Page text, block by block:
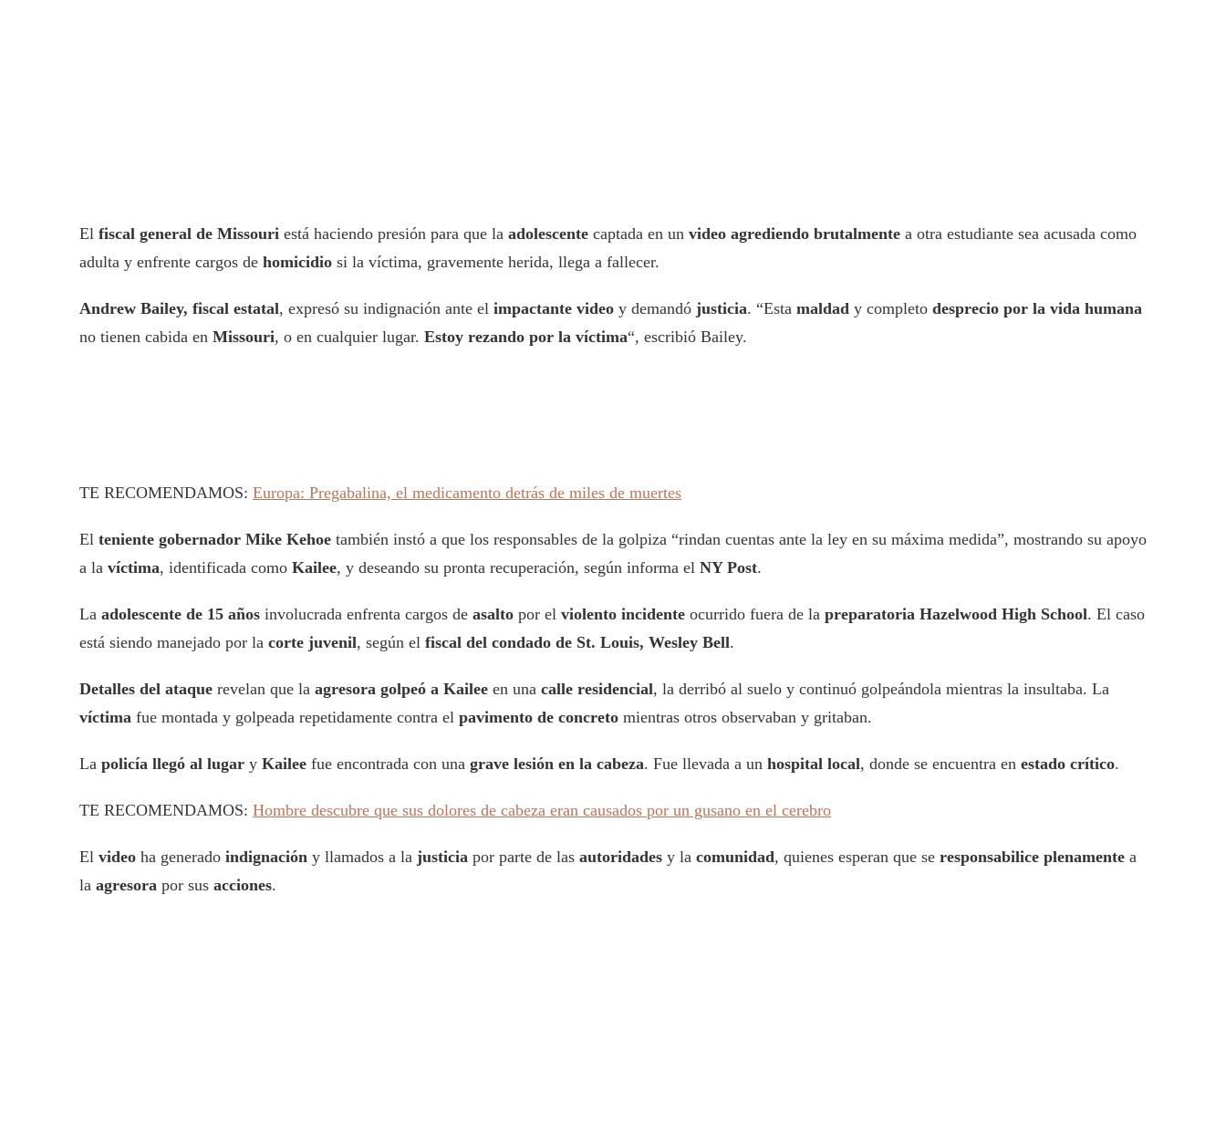
El fiscal general de Missouri está haciendo presión para que la adolescente captada en un video agrediendo brutalmente a otra estudiante sea acusada como
adulta y enfrente cargos de homicidio si la víctima, gravemente herida, llega a fallecer.
Andrew Bailey, fiscal estatal, expresó su indignación ante el impactante video y demandó justicia. “Esta maldad y completo desprecio por la vida humana
no tienen cabida en Missouri, o en cualquier lugar. Estoy rezando por la víctima“, escribió Bailey.
TE RECOMENDAMOS: Europa: Pregabalina, el medicamento detrás de miles de muertes
El teniente gobernador Mike Kehoe también instó a que los responsables de la golpiza “rindan cuentas ante la ley en su máxima medida”, mostrando su apoyo
a la víctima, identificada como Kailee, y deseando su pronta recuperación, según informa el NY Post.
La adolescente de 15 años involucrada enfrenta cargos de asalto por el violento incidente ocurrido fuera de la preparatoria Hazelwood High School. El caso
está siendo manejado por la corte juvenil, según el fiscal del condado de St. Louis, Wesley Bell.
Detalles del ataque revelan que la agresora golpeó a Kailee en una calle residencial, la derribó al suelo y continuó golpeándola mientras la insultaba. La
víctima fue montada y golpeada repetidamente contra el pavimento de concreto mientras otros observaban y gritaban.
La policía llegó al lugar y Kailee fue encontrada con una grave lesión en la cabeza. Fue llevada a un hospital local, donde se encuentra en estado crítico.
TE RECOMENDAMOS: Hombre descubre que sus dolores de cabeza eran causados por un gusano en el cerebro
El video ha generado indignación y llamados a la justicia por parte de las autoridades y la comunidad, quienes esperan que se responsabilice plenamente a
la agresora por sus acciones.